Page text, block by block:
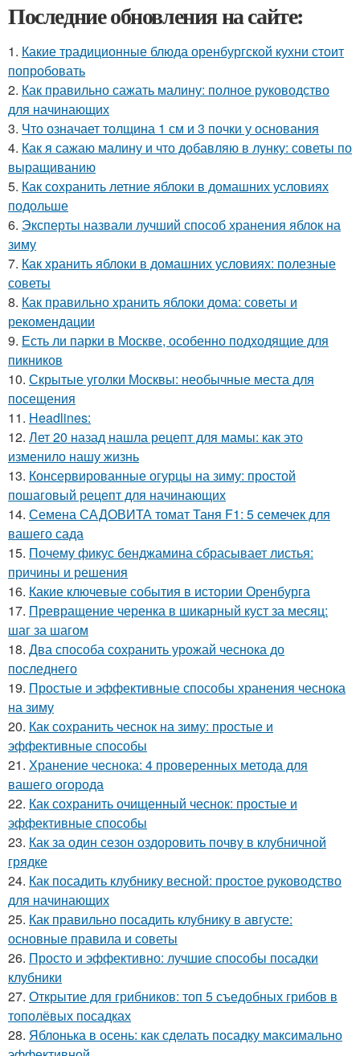
Последние обновления на сайте:
1. Какие традиционные блюда оренбургской кухни стоит
попробовать
2. Как правильно сажать малину: полное руководство
для начинающих
3. Что означает толщина 1 см и 3 почки у основания
4. Как я сажаю малину и что добавляю в лунку: советы по
выращиванию
5. Как сохранить летние яблоки в домашних условиях
подольше
6. Эксперты назвали лучший способ хранения яблок на
зиму
7. Как хранить яблоки в домашних условиях: полезные
советы
8. Как правильно хранить яблоки дома: советы и
рекомендации
9. Есть ли парки в Москве, особенно подходящие для
пикников
10. Скрытые уголки Москвы: необычные места для
посещения
11. Headlines:
12. Лет 20 назад нашла рецепт для мамы: как это
изменило нашу жизнь
13. Консервированные огурцы на зиму: простой
пошаговый рецепт для начинающих
14. Семена САДОВИТА томат Таня F1: 5 семечек для
вашего сада
15. Почему фикус бенджамина сбрасывает листья:
причины и решения
16. Какие ключевые события в истории Оренбурга
17. Превращение черенка в шикарный куст за месяц:
шаг за шагом
18. Два способа сохранить урожай чеснока до
последнего
19. Простые и эффективные способы хранения чеснока
на зиму
20. Как сохранить чеснок на зиму: простые и
эффективные способы
21. Хранение чеснока: 4 проверенных метода для
вашего огорода
22. Как сохранить очищенный чеснок: простые и
эффективные способы
23. Как за один сезон оздоровить почву в клубничной
грядке
24. Как посадить клубнику весной: простое руководство
для начинающих
25. Как правильно посадить клубнику в августе:
основные правила и советы
26. Просто и эффективно: лучшие способы посадки
клубники
27. Открытие для грибников: топ 5 съедобных грибов в
тополёвых посадках
28. Яблонька в осень: как сделать посадку максимально